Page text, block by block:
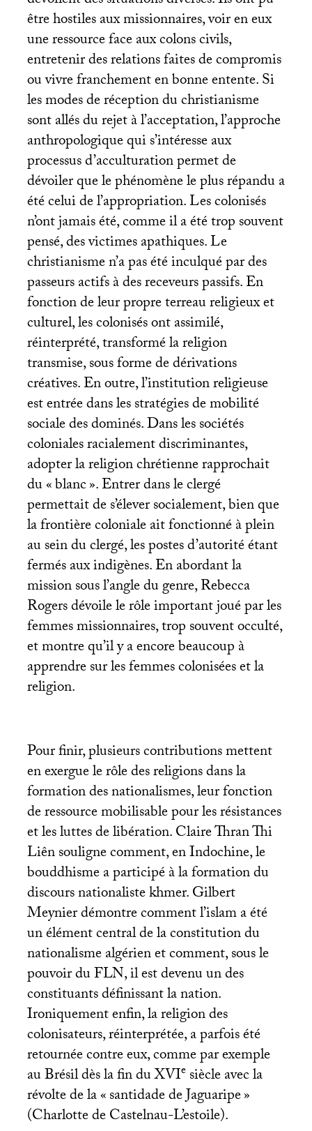
être hostiles aux missionnaires, voir en eux
une ressource face aux colons civils,
entretenir des relations faites de compromis
ou vivre franchement en bonne entente. Si
les modes de réception du christianisme
sont allés du rejet à l’acceptation, l’approche
anthropologique qui s’intéresse aux
processus d’acculturation permet de
dévoiler que le phénomène le plus répandu a
été celui de l’appropriation. Les colonisés
n’ont jamais été, comme il a été trop souvent
pensé, des victimes apathiques. Le
christianisme n’a pas été inculqué par des
passeurs actifs à des receveurs passifs. En
fonction de leur propre terreau religieux et
culturel, les colonisés ont assimilé,
réinterprété, transformé la religion
transmise, sous forme de dérivations
créatives. En outre, l’institution religieuse
est entrée dans les stratégies de mobilité
sociale des dominés. Dans les sociétés
coloniales racialement discriminantes,
adopter la religion chrétienne rapprochait
du «blanc». Entrer dans le clergé
permettait de s’élever socialement, bien que
la frontière coloniale ait fonctionné à plein
au sein du clergé, les postes d’autorité étant
fermés aux indigènes. En abordant la
mission sous l’angle du genre, Rebecca
Rogers dévoile le rôle important joué par les
femmes missionnaires, trop souvent occulté,
et montre qu’il y a encore beaucoup à
apprendre sur les femmes colonisées et la
religion.
Pour finir, plusieurs contributions mettent
en exergue le rôle des religions dans la
formation des nationalismes, leur fonction
de ressource mobilisable pour les résistances
et les luttes de libération. Claire Thran Thi
Liên souligne comment, en Indochine, le
bouddhisme a participé à la formation du
discours nationaliste khmer. Gilbert
Meynier démontre comment l’islam a été
un élément central de la constitution du
nationalisme algérien et comment, sous le
pouvoir duFLN, il est devenu un des
constituants définissant la nation.
Ironiquement enfin, la religion des
colonisateurs, réinterprétée, a parfois été
retournée contre eux, comme par exemple
au Brésil dès la fin duXVIesiècle avec la
révolte de la «santidade de Jaguaripe»
(Charlotte de Castelnau-L’estoile).